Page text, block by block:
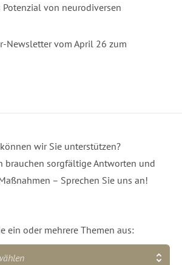
Potenzial von neurodiversen
Newsletter vom April 26 zum
wir Sie unterstützen?
brauchen sorgfältige Antworten und
– Sprechen Sie uns an!
ein oder mehrere Themen aus: